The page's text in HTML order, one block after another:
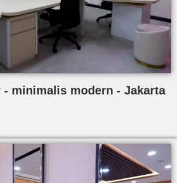
minimalis modern - Jakarta